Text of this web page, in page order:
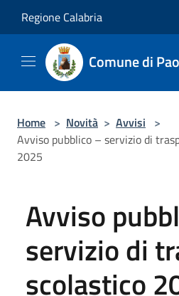
Regione Calabria
Comune di
Home > Novità > Avvisi >
Avviso pubblico – servizio di
2025
Avviso
servizio di
scolastico